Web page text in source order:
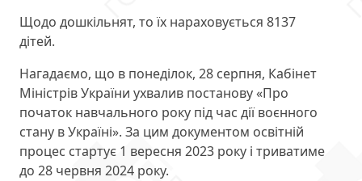
Щодо дошкільнят, то їх нараховується 8137
дітей.
Нагадаємо, що в понеділок, 28 серпня, Кабінет
Міністрів України ухвалив постанову «Про
початок навчального року під час дії воєнного
стану в Україні». За цим документом освітній
процес стартує 1 вересня 2023 року і триватиме
до 28 червня 2024 року.